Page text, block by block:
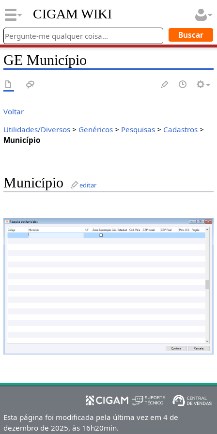
CIGAM WIKI
GE Município
Voltar
Utilidades/Diversos> Genéricos> Pesquisas> Cadastros>
Município
Município editar
Esta página foi modificada pela última vez em 4 de
dezembro de 2025, às 16h20min.